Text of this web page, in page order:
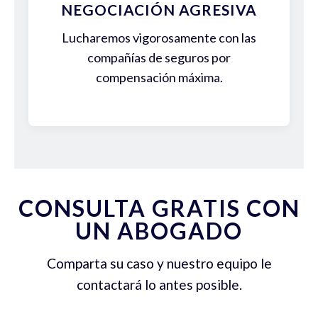
NEGOCIACIÓN AGRESIVA
Lucharemos vigorosamente con las
compañías de seguros por
compensación máxima.
CONSULTA GRATIS CON
UN ABOGADO
Comparta su caso y nuestro equipo le
contactará lo antes posible.